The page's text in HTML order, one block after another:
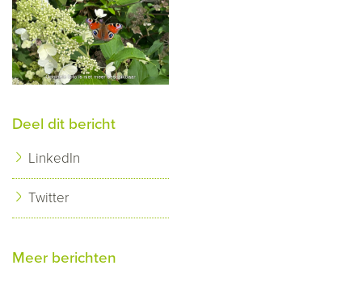
Deel dit bericht
LinkedIn
Twitter
Meer berichten